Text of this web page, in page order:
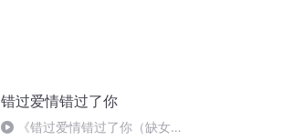
错过爱情错过了你
《错过爱情错过了你（缺女声